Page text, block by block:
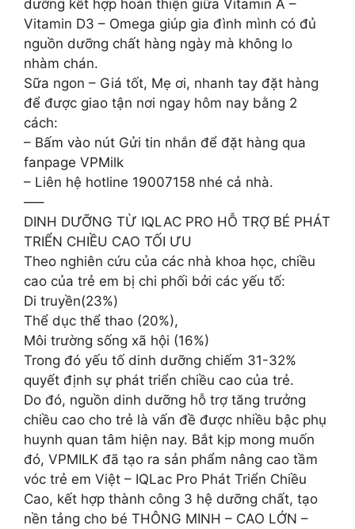
dưỡng kết hợp hoàn thiện giữa Vitamin A –
Vitamin D3 – Omega giúp gia đình mình có đủ
nguồn dưỡng chất hàng ngày mà không lo
nhàm chán.
Sữa ngon – Giá tốt, Mẹ ơi, nhanh tay đặt hàng
để được giao tận nơi ngay hôm nay bằng 2
cách:
– Bấm vào nút Gửi tin nhắn để đặt hàng qua
fanpage VPMilk
– Liên hệ hotline 19007158 nhé cả nhà.
—–
DINH DƯỠNG TỪ IQLAC PRO HỖ TRỢ BÉ PHÁT
TRIỂN CHIỀU CAO TỐI ƯU
Theo nghiên cứu của các nhà khoa học, chiều
cao của trẻ em bị chi phối bởi các yếu tố:
Di truyền(23%)
Thể dục thể thao (20%),
Môi trường sống xã hội (16%)
Trong đó yếu tố dinh dưỡng chiếm 31-32%
quyết định sự phát triển chiều cao của trẻ.
Do đó, nguồn dinh dưỡng hỗ trợ tăng trưởng
chiều cao cho trẻ là vấn đề được nhiều bậc phụ
huynh quan tâm hiện nay. Bắt kịp mong muốn
đó, VPMILK đã tạo ra sản phẩm nâng cao tầm
vóc trẻ em Việt – IQLac Pro Phát Triển Chiều
Cao, kết hợp thành công 3 hệ dưỡng chất, tạo
nền tảng cho bé THÔNG MINH – CAO LỚN –